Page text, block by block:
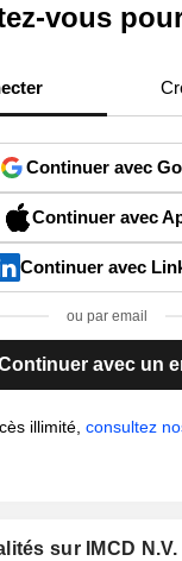
vous
Continuer avec
Continuer avec
Continuer avec
ou par email
avec un
illimité, consultez
sur IMCD N.V.